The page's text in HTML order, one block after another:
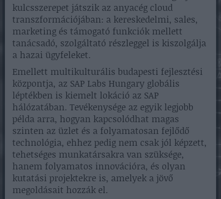
kulcsszerepet játszik az anyacég cloud
transzformációjában: a kereskedelmi, sales,
marketing és támogató funkciók mellett
tanácsadó, szolgáltató részleggel is kiszolgálja
a hazai ügyfeleket.
Emellett multikulturális budapesti fejlesztési
központja, az SAP Labs Hungary globális
léptékben is kiemelt lokáció az SAP
hálózatában. Tevékenysége az egyik legjobb
példa arra, hogyan kapcsolódhat magas
szinten az üzlet és a folyamatosan fejlődő
technológia, ehhez pedig nem csak jól képzett,
tehetséges munkatársakra van szüksége,
hanem folyamatos innovációra, és olyan
kutatási projektekre is, amelyek a jövő
megoldásait hozzák el.